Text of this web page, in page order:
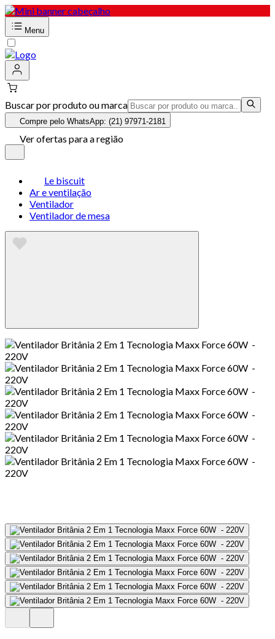
Menu
Buscar por produto ou marca
Compre pelo WhatsApp: (21) 97971-2181
Ver ofertas para a região
Le biscuit
Ar e ventilação
Ventilador
Ventilador de mesa